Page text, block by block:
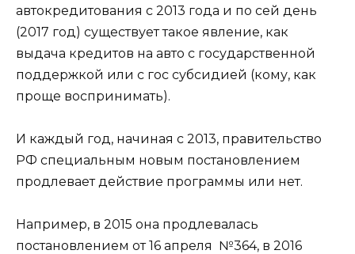
автокредитования с 2013 года и по сей день
(2017 год) существует такое явление, как
выдача кредитов на авто с государственной
поддержкой или с гос субсидией (кому, как
проще воспринимать).
И каждый год, начиная с 2013, правительство
РФ специальным новым постановлением
продлевает действие программы или нет.
Например, в 2015 она продлевалась
постановлением от 16 апреля №364, в 2016